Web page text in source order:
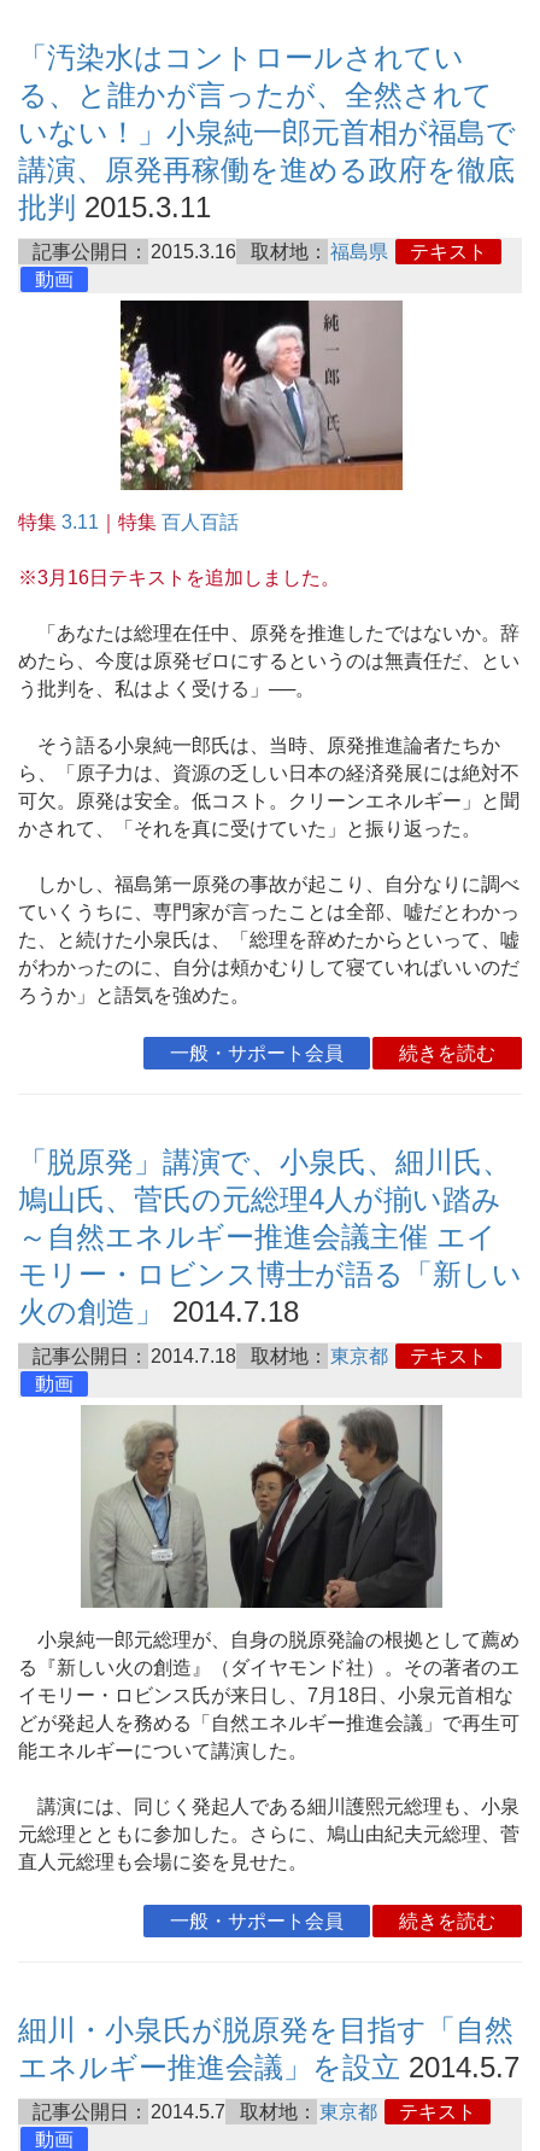
「汚染水はコントロールされてい
る、と誰かが言ったが、全然されて
いない！」小泉純一郎元首相が福島で
講演、原発再稼働を進める政府を徹底
批判 2015.3.11
記事公開日： 2015.3.16 取材地： 福島県
テキスト
動画
特集 3.11 ｜特集 百人百話
※3月16日テキストを追加しました。
「あなたは総理在任中、原発を推進したではないか。辞
めたら、今度は原発ゼロにするというのは無責任だ、とい
う批判を、私はよく受ける」──。
そう語る小泉純一郎氏は、当時、原発推進論者たちか
ら、「原子力は、資源の乏しい日本の経済発展には絶対不
可欠。原発は安全。低コスト。クリーンエネルギー」と聞
かされて、「それを真に受けていた」と振り返った。
しかし、福島第一原発の事故が起こり、自分なりに調べ
ていくうちに、専門家が言ったことは全部、嘘だとわかっ
た、と続けた小泉氏は、「総理を辞めたからといって、嘘
がわかったのに、自分は頰かむりして寝ていればいいのだ
ろうか」と語気を強めた。
一般・サポート会員 続きを読む
「脱原発」講演で、小泉氏、細川氏、
鳩山氏、菅氏の元総理4人が揃い踏み
～自然エネルギー推進会議主催 エイ
モリー・ロビンス博士が語る「新しい
火の創造」
2014.7.18
記事公開日： 2014.7.18 取材地： 東京都
テキスト
動画
小泉純一郎元総理が、自身の脱原発論の根拠として薦め
る『新しい火の創造』（ダイヤモンド社）。その著者のエ
イモリー・ロビンス氏が来日し、7月18日、小泉元首相な
どが発起人を務める「自然エネルギー推進会議」で再生可
能エネルギーについて講演した。
講演には、同じく発起人である細川護熙元総理も、小泉
元総理とともに参加した。さらに、鳩山由紀夫元総理、菅
直人元総理も会場に姿を見せた。
一般・サポート会員 続きを読む
細川・小泉氏が脱原発を目指す「自然
エネルギー推進会議」を設立 2014.5.7
記事公開日： 2014.5.7 取材地： 東京都
テキスト
動画